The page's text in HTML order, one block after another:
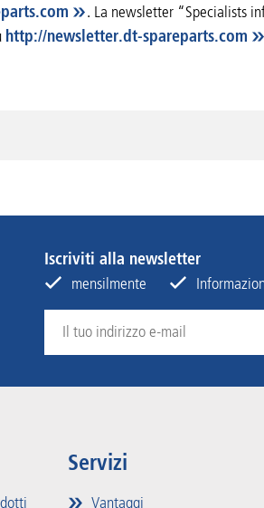
. La newsletter “Specialists
http://newsletter.dt-spareparts.com
Iscriviti alla newsletter
mensilmente
Servizi
Vantaggi